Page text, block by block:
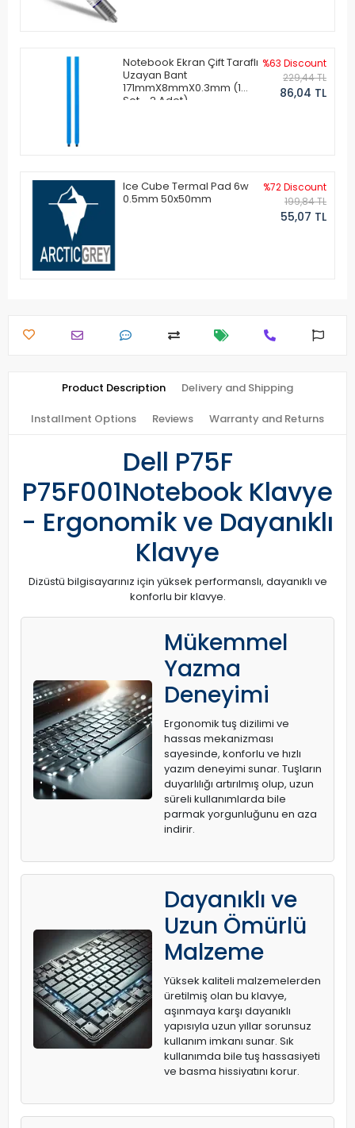
Notebook Ekran Çift Taraflı
Uzayan Bant
171mmX8mmX0.3mm (1
Set - 2 Adet)
%63 Discount
229,44 TL
86,04 TL
Ice Cube Termal Pad 6w
0.5mm 50x50mm
%72 Discount
199,84 TL
55,07 TL
Product Description Delivery and Shipping
Installment Options Reviews Warranty and Returns
Dell P75F
P75F001Notebook Klavye
- Ergonomik ve Dayanıklı
Klavye
Dizüstü bilgisayarınız için yüksek performanslı, dayanıklı ve
konforlu bir klavye.
Mükemmel
Yazma
Deneyimi
Ergonomik tuş dizilimi ve
hassas mekanizması
sayesinde, konforlu ve hızlı
yazım deneyimi sunar. Tuşların
duyarlılığı artırılmış olup, uzun
süreli kullanımlarda bile
parmak yorgunluğunu en aza
indirir.
Dayanıklı ve
Uzun Ömürlü
Malzeme
Yüksek kaliteli malzemelerden
üretilmiş olan bu klavye,
aşınmaya karşı dayanıklı
yapısıyla uzun yıllar sorunsuz
kullanım imkanı sunar. Sık
kullanımda bile tuş hassasiyeti
ve basma hissiyatını korur.